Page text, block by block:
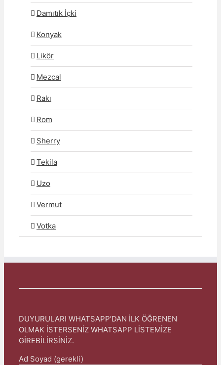
Damıtık İçki
Konyak
Likör
Mezcal
Rakı
Rom
Sherry
Tekila
Uzo
Vermut
Votka
DUYURULARI WHATSAPP’DAN İLK ÖĞRENEN
OLMAK İSTERSENİZ WHATSAPP LİSTEMİZE
GİREBİLİRSİNİZ.
Ad Soyad (gerekli)